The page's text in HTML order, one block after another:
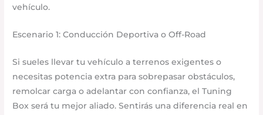
vehículo.
Escenario 1: Conducción Deportiva o Off-Road
Si sueles llevar tu vehículo a terrenos exigentes o
necesitas potencia extra para sobrepasar obstáculos,
remolcar carga o adelantar con confianza, el Tuning
Box será tu mejor aliado. Sentirás una diferencia real en